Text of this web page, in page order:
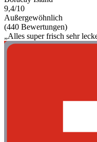
9,4/10
Außergewöhnlich
(440 Bewertungen)
„Alles super frisch sehr